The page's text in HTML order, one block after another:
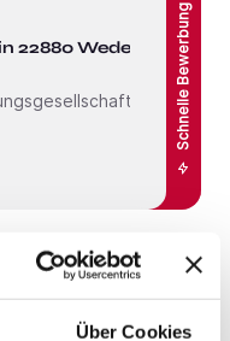
Über Cookies
22880 Wedel
Schnelle Bewerbung